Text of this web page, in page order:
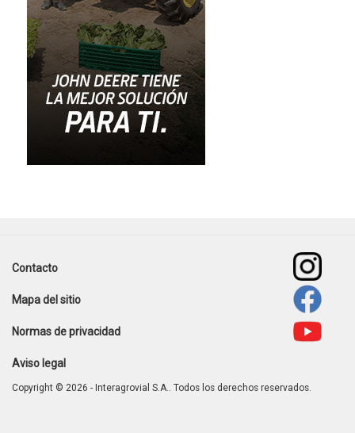
Footer
menu
Contacto
Mapa del sitio
Normas de privacidad
Aviso legal
Copyright © 2026 - Interagrovial S.A.. Todos los derechos reservados.